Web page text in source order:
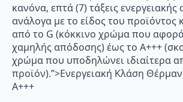
κανόνα, επτά (7) τάξεις
ανάλογα με το είδος του προϊόντος
από το G (κόκκινο χρώμα που
χαμηλής απόδοσης) έως το Α+++
χρώμα που υποδηλώνει ιδιαίτερα
προϊόν).”>Ενεργειακή Κλάση
A+++